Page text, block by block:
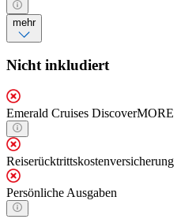
mehr
Nicht inkludiert
Emerald Cruises DiscoverMORE
Reiserücktrittskostenversicherung
Persönliche Ausgaben